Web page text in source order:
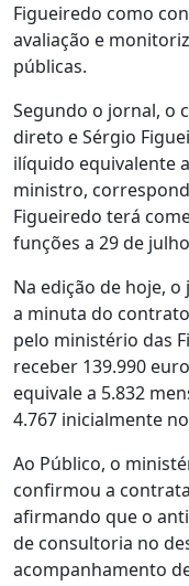
Figueiredo como
avaliação e
públicas.
Segundo o jornal, o
direto e Sérgio
ilíquido equivalente
ministro,
Figueiredo terá
funções a 29 de
Na edição de hoje,
a minuta do
pelo ministério das
receber 139.990
equivale a 5.832
4.767 inicialmente
Ao Público, o
confirmou a
afirmando que o
de consultoria no
acompanhamento